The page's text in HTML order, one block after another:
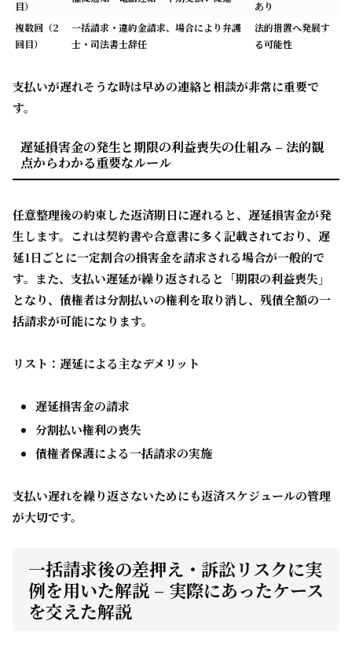
目）
あり
複数回（2
回目）
一括請求・違約金請求、場合により弁護
士・司法書士辞任
法的措置へ発展す
る可能性
支払いが遅れそうな時は早めの連絡と相談が非常に重要で
す。
遅延損害金の発生と期限の利益喪失の仕組み – 法的観
点からわかる重要なルール
任意整理後の約束した返済期日に遅れると、 遅延損害金が発
生します。これは契約書や合意書に多く記載されており、遅
延1日ごとに一定割合の損害金を請求される場合が一般的で
す。また、支払い遅延が繰り返されると「期限の利益喪失 」
となり、債権者は分割払いの権利を取り消し、残債全額の一
括請求が可能になります。
リスト：遅延による主なデメリット
遅延損害金の請求
分割払い権利の喪失
債権者保護による一括請求の実施
支払い遅れを繰り返さないためにも返済スケジュールの管理
が大切です。
一括請求後の差押え・訴訟リスクに実
例を用いた解説 – 実際にあったケース
を交えた解説